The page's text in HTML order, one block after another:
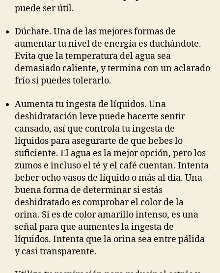
puede ser útil.
Dúchate. Una de las mejores formas de
aumentar tu nivel de energía es duchándote.
Evita que la temperatura del agua sea
demasiado caliente, y termina con un aclarado
frío si puedes tolerarlo.
Aumenta tu ingesta de líquidos. Una
deshidratación leve puede hacerte sentir
cansado, así que controla tu ingesta de
líquidos para asegurarte de que bebes lo
suficiente. El agua es la mejor opción, pero los
zumos e incluso el té y el café cuentan. Intenta
beber ocho vasos de líquido o más al día. Una
buena forma de determinar si estás
deshidratado es comprobar el color de la
orina. Si es de color amarillo intenso, es una
señal para que aumentes la ingesta de
líquidos. Intenta que la orina sea entre pálida
y casi transparente.